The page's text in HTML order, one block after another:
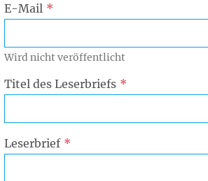
E-Mail
Wird nicht veröffentlicht
Titel des Leserbriefs
Leserbrief